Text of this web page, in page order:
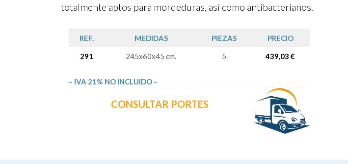
totalmente aptos para mordeduras, así como antibacterianos.
REF. MEDIDAS PIEZAS PRECIO
291 245x60x45 cm. 5 439,03 €
– IVA 21% NO INCLUIDO –
CONSULTAR PORTES